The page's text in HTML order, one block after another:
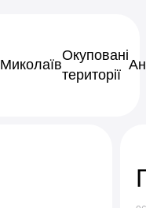
Миколаїв
Окуповані
території